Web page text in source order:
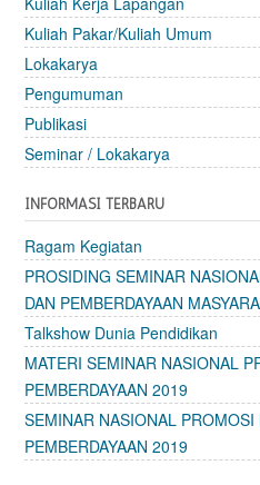
Kuliah Pakar/Kuliah Umum
Lokakarya
Pengumuman
Publikasi
Seminar / Lokakarya
INFORMASI TERBARU
Ragam Kegiatan
PROSIDING SEMINAR
DAN PEMBERDAYAAN
Talkshow Dunia Pendidikan
MATERI SEMINAR NASIONAL
PEMBERDAYAAN 2019
SEMINAR NASIONAL PROMOSI
PEMBERDAYAAN 2019